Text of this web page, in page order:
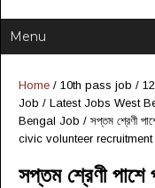
Home / 10th pass job /
Job / Latest Jobs West
Bengal Job / সপ্তম শ্রেণী
civic volunteer recruitment
সপ্তম শ্রেণী পাশে